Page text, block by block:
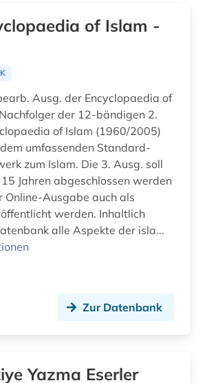
römisches reich (1)
sowjetunion (1)
sozialwissenschaft (1)
sozialwissenschaften (1)
of Islam -
Ausg. der Encyclopaedia of
der 12-bändigen 2.
of Islam (1960/2005)
umfassenden Standard-
zum Islam. Die 3. Ausg. soll
Jahren abgeschlossen werden
Online-Ausgabe auch als
werden. Inhaltlich
alle Aspekte der isla...
Zur Datenbank
Yazma Eserler